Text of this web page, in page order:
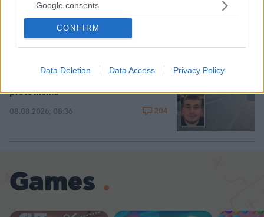
Google consents
CONFIRM
Data Deletion Data Access Privacy Policy
08.08.2026, 09:25
στις Σέρρες με νεκρούς μητέρα και
protothema
08.08.2026, 08:36 204
Games